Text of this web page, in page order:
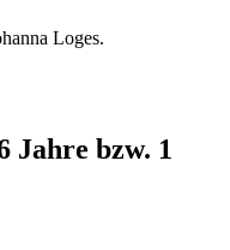
Loges.
Jahre bzw. 1